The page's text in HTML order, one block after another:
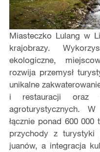
Miasteczko Lulang w
krajobrazy.
ekologiczne,
rozwija przemysł
unikalne
i restauracji oraz
agroturystycznych.
łącznie ponad 600 000
przychody z turystyki
juanów, a integracja